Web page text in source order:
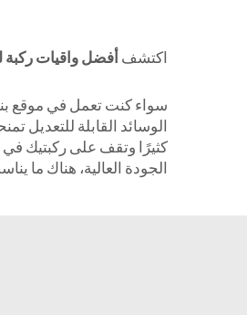
اكتشف أفضل واقيات ركبة
سواء كنت تعمل في موقع
كثيرًا وتقف على ركبتيك في
الجودة العالية، هناك ما